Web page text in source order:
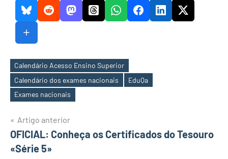
Etiquetas
Calendário Acesso Ensino Superior
Calendário dos exames nacionais
EduQa
Exames nacionais
Navegação
de
Artigo anterior
OFICIAL: Conheça os Certificados do Tesouro
«Série 5»